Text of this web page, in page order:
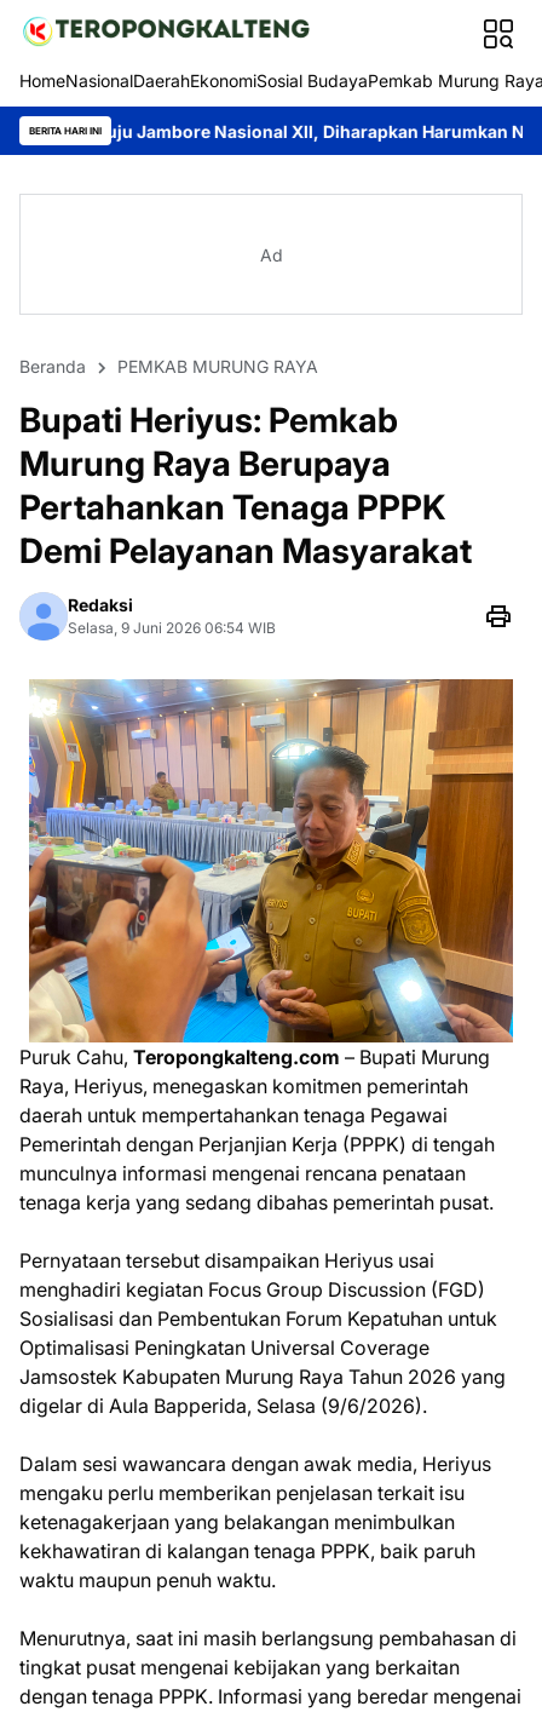
HomeNasionalDaerahEkonomiSosial BudayaPemkab Murung
BERITA HARI INI
Nasional XII, Diharapkan Harumkan Nama Daerah
Ad
Beranda PEMKAB MURUNG RAYA
Bupati Heriyus: Pemkab
Murung Raya Berupaya
Pertahankan Tenaga PPPK
Demi Pelayanan Masyarakat
Redaksi
Selasa, 9 Juni 2026 06:54 WIB
Puruk Cahu, Teropongkalteng.com – Bupati Murung
Raya, Heriyus, menegaskan komitmen pemerintah
daerah untuk mempertahankan tenaga Pegawai
Pemerintah dengan Perjanjian Kerja (PPPK) di tengah
munculnya informasi mengenai rencana penataan
tenaga kerja yang sedang dibahas pemerintah pusat.
Pernyataan tersebut disampaikan Heriyus usai
menghadiri kegiatan Focus Group Discussion (FGD)
Sosialisasi dan Pembentukan Forum Kepatuhan untuk
Optimalisasi Peningkatan Universal Coverage
Jamsostek Kabupaten Murung Raya Tahun 2026 yang
digelar di Aula Bapperida, Selasa (9/6/2026).
Dalam sesi wawancara dengan awak media, Heriyus
mengaku perlu memberikan penjelasan terkait isu
ketenagakerjaan yang belakangan menimbulkan
kekhawatiran di kalangan tenaga PPPK, baik paruh
waktu maupun penuh waktu.
Menurutnya, saat ini masih berlangsung pembahasan di
tingkat pusat mengenai kebijakan yang berkaitan
dengan tenaga PPPK. Informasi yang beredar mengenai